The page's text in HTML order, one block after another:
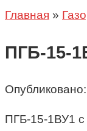
Главная »
ПГБ-15-
Опубликовано:
ПГБ-15-1ВУ1 с